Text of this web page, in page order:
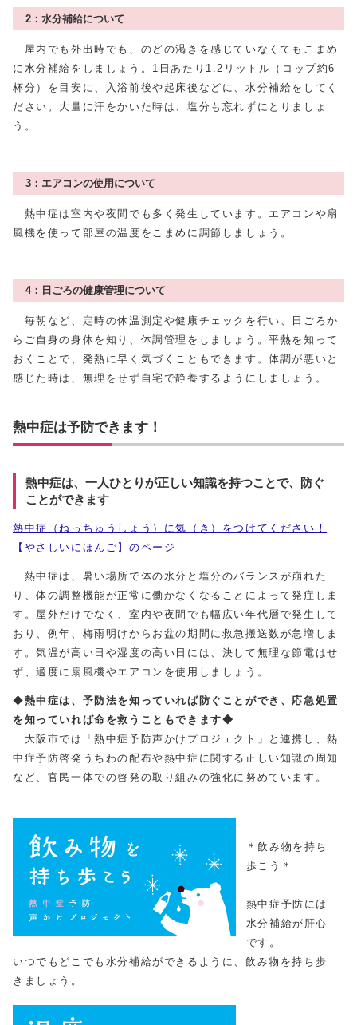
2：水分補給について
屋内でも外出時でも、のどの渇きを感じていなくてもこまめ
に水分補給をしましょう。1日あたり1.2リットル（コップ約6
杯分）を目安に、入浴前後や起床後などに、水分補給をしてく
ださい。大量に汗をかいた時は、塩分も忘れずにとりましょ
う。
3：エアコンの使用について
熱中症は室内や夜間でも多く発生しています。エアコンや扇
風機を使って部屋の温度をこまめに調節しましょう。
4：日ごろの健康管理について
毎朝など、定時の体温測定や健康チェックを行い、日ごろか
らご自身の身体を知り、体調管理をしましょう。平熱を知って
おくことで、発熱に早く気づくこともできます。体調が悪いと
感じた時は、無理をせず自宅で静養するようにしましょう。
熱中症は予防できます！
熱中症は、一人ひとりが正しい知識を持つことで、防ぐ
ことができます
熱中症（ねっちゅうしょう）に気（き）をつけてください！
【やさしいにほんご】のページ
熱中症は、暑い場所で体の水分と塩分のバランスが崩れた
り、体の調整機能が正常に働かなくなることによって発症しま
す。屋外だけでなく、室内や夜間でも幅広い年代層で発生して
おり、例年、梅雨明けからお盆の期間に救急搬送数が急増しま
す。気温が高い日や湿度の高い日には、決して無理な節電はせ
ず、適度に扇風機やエアコンを使用しましょう。
◆熱中症は、予防法を知っていれば防ぐことができ、応急処置
を知っていれば命を救うこともできます◆
大阪市では「熱中症予防声かけプロジェクト」と連携し、熱
中症予防啓発うちわの配布や熱中症に関する正しい知識の周知
など、官民一体での啓発の取り組みの強化に努めています。
＊飲み物を持ち
歩こう＊
熱中症予防には
水分補給が肝心
です。
いつでもどこでも水分補給ができるように、飲み物を持ち歩
きましょう。